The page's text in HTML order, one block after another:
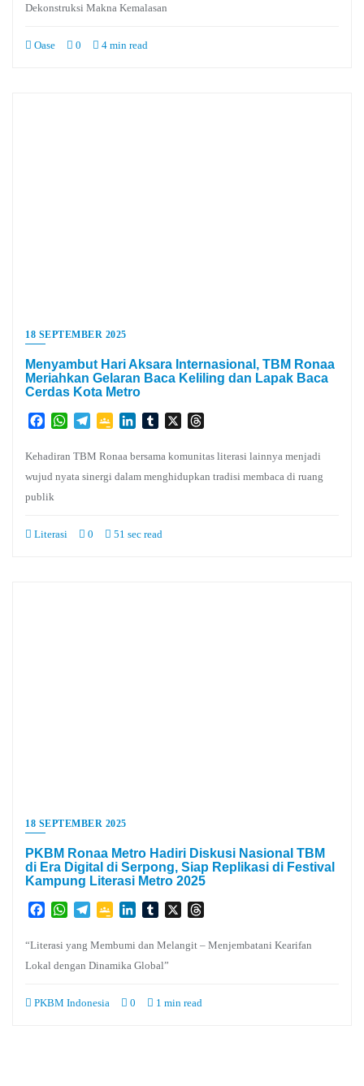
Dekonstruksi Makna Kemalasan
Oase 0 4 min read
18 SEPTEMBER 2025
Menyambut Hari Aksara Internasional, TBM Ronaa
Meriahkan Gelaran Baca Keliling dan Lapak Baca
Cerdas Kota Metro
FacebookWhatsApp
TelegramGoogleLinkedInTumblr
X
Kehadiran TBM Ronaa bersama komunitas literasi lainnya menjadi
wujud nyata sinergi dalam menghidupkan tradisi membaca di ruang
publik
Literasi 0 51 sec read
18 SEPTEMBER 2025
PKBM Ronaa Metro Hadiri Diskusi Nasional TBM
di Era Digital di Serpong, Siap Replikasi di Festival
Kampung Literasi Metro 2025
FacebookWhatsApp
TelegramGoogleLinkedInTumblr
X
“Literasi yang Membumi dan Melangit – Menjembatani Kearifan
Lokal dengan Dinamika Global”
PKBM Indonesia 0 1 min read